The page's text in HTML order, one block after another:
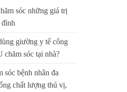
sóc những giá trị
đình
giường y tế công
chăm sóc tại nhà?
sóc bệnh nhân đa
chất lượng thú vị,